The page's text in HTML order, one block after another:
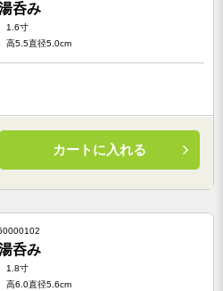
呑み
1.6寸
高5.5直径5.0cm
カートに入れる
呑み
1.8寸
高6.0直径5.6cm